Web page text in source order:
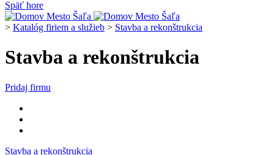
Späť hore
> Katalóg firiem a služieb > Stavba a rekonštrukcia
Stavba a rekonštrukcia
Pridaj firmu
Stavba a rekonštrukcia